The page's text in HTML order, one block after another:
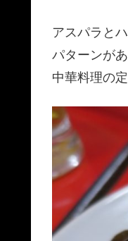
アスパラと
パターンが
中華料理の